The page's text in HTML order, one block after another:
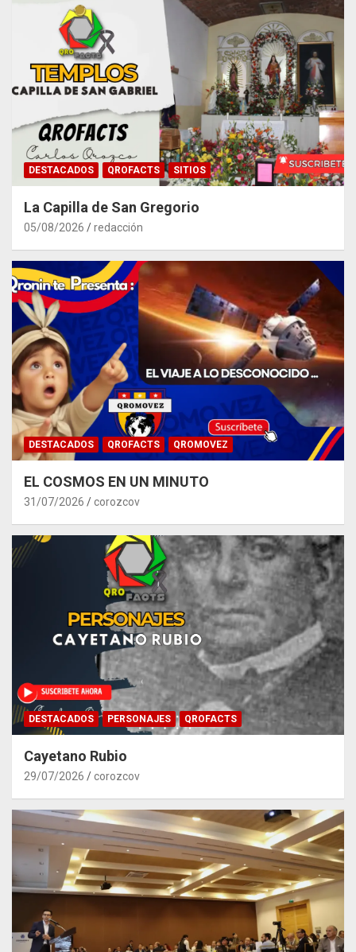
DESTACADOS QROFACTS SITIOS
La Capilla de San Gregorio
05/08/2026 redacción
DESTACADOS QROFACTS QROMOVEZ
EL COSMOS EN UN MINUTO
31/07/2026 corozcov
DESTACADOS PERSONAJES QROFACTS
Cayetano Rubio
29/07/2026 corozcov